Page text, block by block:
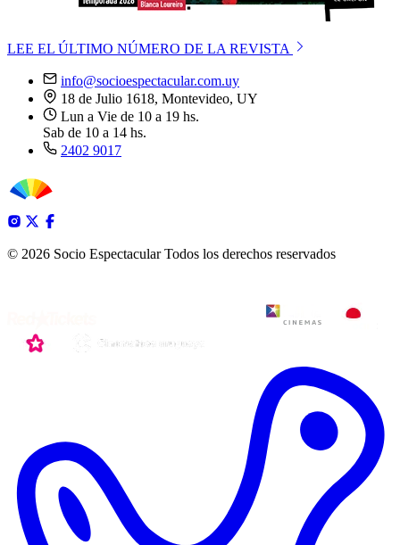
LEE EL ÚLTIMO NÚMERO DE LA REVISTA
info@socioespectacular.com.uy
18 de Julio 1618, Montevideo, UY
Lun a Vie de 10 a 19 hs.
Sab de 10 a 14 hs.
2402 9017
© 2026 Socio Espectacular Todos los derechos reservados